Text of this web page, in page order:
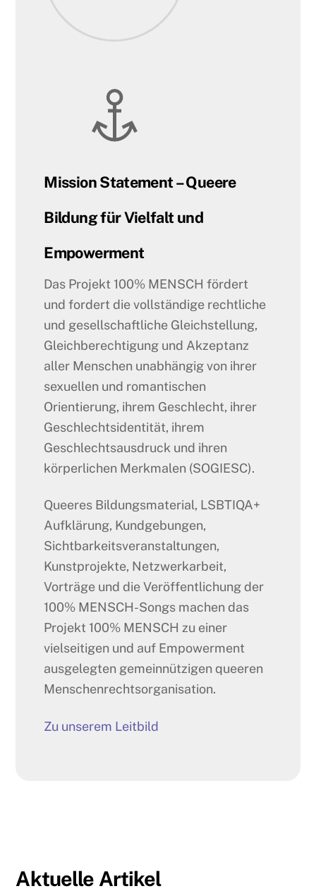
Mission Statement – Queere
Bildung für Vielfalt und
Empowerment
Das Projekt 100% MENSCH fördert
und fordert die vollständige rechtliche
und gesellschaftliche Gleichstellung,
Gleichberechtigung und Akzeptanz
aller Menschen unabhängig von ihrer
sexuellen und romantischen
Orientierung, ihrem Geschlecht, ihrer
Geschlechtsidentität, ihrem
Geschlechtsausdruck und ihren
körperlichen Merkmalen (SOGIESC).
Queeres Bildungsmaterial, LSBTIQA+
Aufklärung, Kundgebungen,
Sichtbarkeitsveranstaltungen,
Kunstprojekte, Netzwerkarbeit,
Vorträge und die Veröffentlichung der
100% MENSCH-Songs machen das
Projekt 100% MENSCH zu einer
vielseitigen und auf Empowerment
ausgelegten gemeinnützigen queeren
Menschenrechtsorganisation.
Zu unserem Leitbild
Aktuelle Artikel